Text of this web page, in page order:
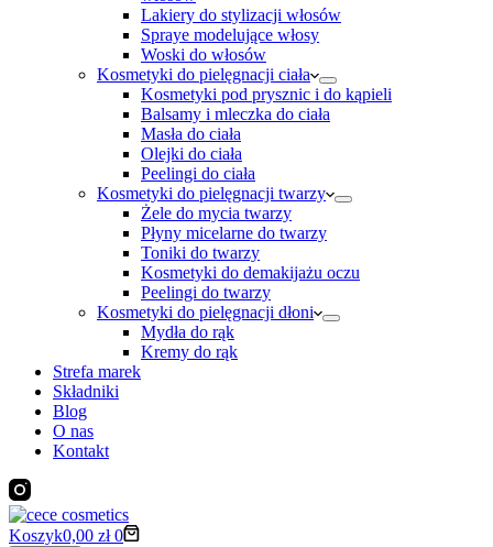
Lakiery do stylizacji włosów
Spraye modelujące włosy
Woski do włosów
Kosmetyki do pielęgnacji ciała
Kosmetyki pod prysznic i do kąpieli
Balsamy i mleczka do ciała
Masła do ciała
Olejki do ciała
Peelingi do ciała
Kosmetyki do pielęgnacji twarzy
Żele do mycia twarzy
Płyny micelarne do twarzy
Toniki do twarzy
Kosmetyki do demakijażu oczu
Peelingi do twarzy
Kosmetyki do pielęgnacji dłoni
Mydła do rąk
Kremy do rąk
Strefa marek
Składniki
Blog
O nas
Kontakt
Koszyk0,00 zł 0